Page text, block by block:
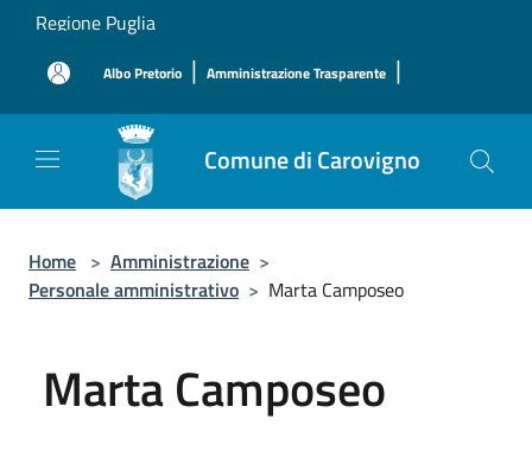
Salta al contenuto principale
Regione Puglia
Albo Pretorio | Amministrazione Trasparente |
Comune di Carovigno
Home > Amministrazione >
Personale amministrativo > Marta Camposeo
Marta Camposeo